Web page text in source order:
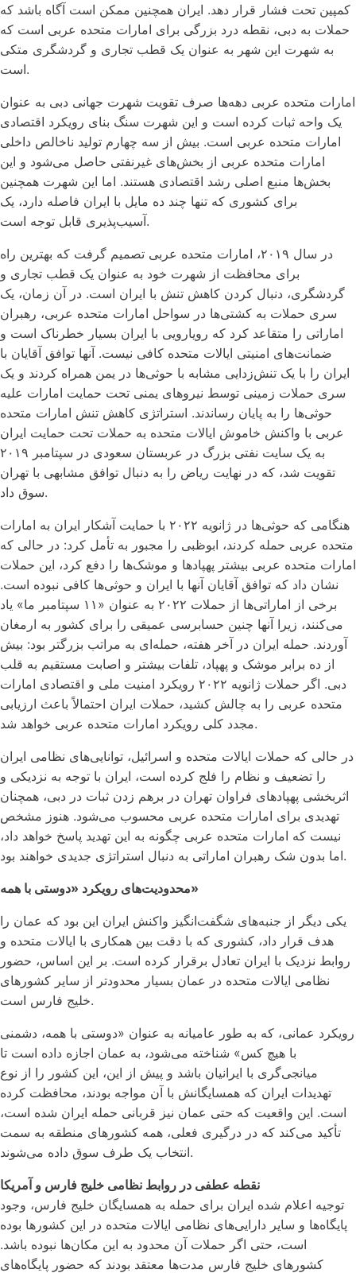
کمپین تحت فشار قرار دهد. ایران همچنین ممکن است آگاه باشد که
حملات به دبی، نقطه درد بزرگی برای امارات متحده عربی است که
به شهرت این شهر به عنوان یک قطب تجاری و گردشگری متکی
است.
امارات متحده عربی دهه‌ها صرف تقویت شهرت جهانی دبی به عنوان
یک واحه ثبات کرده است و این شهرت سنگ بنای رویکرد اقتصادی
امارات متحده عربی است. بیش از سه چهارم تولید ناخالص داخلی
امارات متحده عربی از بخش‌های غیرنفتی حاصل می‌شود و این
بخش‌ها منبع اصلی رشد اقتصادی هستند. اما این شهرت همچنین
برای کشوری که تنها چند ده مایل با ایران فاصله دارد، یک
آسیب‌پذیری قابل توجه است.
در سال ۲۰۱۹، امارات متحده عربی تصمیم گرفت که بهترین راه
برای محافظت از شهرت خود به عنوان یک قطب تجاری و
گردشگری، دنبال کردن کاهش تنش با ایران است. در آن زمان، یک
سری حملات به کشتی‌ها در سواحل امارات متحده عربی، رهبران
اماراتی را متقاعد کرد که رویارویی با ایران بسیار خطرناک است و
ضمانت‌های امنیتی ایالات متحده کافی نیست. آنها توافق آقایان با
ایران را با یک تنش‌زدایی مشابه با حوثی‌ها در یمن همراه کردند و یک
سری حملات زمینی توسط نیروهای یمنی تحت حمایت امارات علیه
حوثی‌ها را به پایان رساندند. استراتژی کاهش تنش امارات متحده
عربی با واکنش خاموش ایالات متحده به حملات تحت حمایت ایران
به یک سایت نفتی بزرگ در عربستان سعودی در سپتامبر ۲۰۱۹
تقویت شد، که در نهایت ریاض را به دنبال توافق مشابهی با تهران
سوق داد.
هنگامی که حوثی‌ها در ژانویه ۲۰۲۲ با حمایت آشکار ایران به امارات
متحده عربی حمله کردند، ابوظبی را مجبور به تأمل کرد: در حالی که
امارات متحده عربی بیشتر پهپادها و موشک‌ها را دفع کرد، این حملات
نشان داد که توافق آقایان آنها با ایران و حوثی‌ها کافی نبوده است.
برخی از اماراتی‌ها از حملات ۲۰۲۲ به عنوان «۱۱ سپتامبر ما» یاد
می‌کنند، زیرا آنها چنین حسابرسی عمیقی را برای کشور به ارمغان
آوردند. حمله ایران در آخر هفته، حمله‌ای به مراتب بزرگتر بود: بیش
از ده برابر موشک و پهپاد، تلفات بیشتر و اصابت مستقیم به قلب
دبی. اگر حملات ژانویه ۲۰۲۲ رویکرد امنیت ملی و اقتصادی امارات
متحده عربی را به چالش کشید، حملات ایران احتمالاً باعث ارزیابی
مجدد کلی رویکرد امارات متحده عربی خواهد شد.
در حالی که حملات ایالات متحده و اسرائیل، توانایی‌های نظامی ایران
را تضعیف و نظام را فلج کرده است، ایران با توجه به نزدیکی و
اثربخشی پهپادهای فراوان تهران در برهم زدن ثبات در دبی، همچنان
تهدیدی برای امارات متحده عربی محسوب می‌شود. هنوز مشخص
نیست که امارات متحده عربی چگونه به این تهدید پاسخ خواهد داد،
اما بدون شک رهبران اماراتی به دنبال استراتژی جدیدی خواهند بود.
محدودیت‌های رویکرد «دوستی با همه»
یکی دیگر از جنبه‌های شگفت‌انگیز واکنش ایران این بود که عمان را
هدف قرار داد، کشوری که با دقت بین همکاری با ایالات متحده و
روابط نزدیک با ایران تعادل برقرار کرده است. بر این اساس، حضور
نظامی ایالات متحده در عمان بسیار محدودتر از سایر کشورهای
خلیج فارس است.
رویکرد عمانی، که به طور عامیانه به عنوان «دوستی با همه، دشمنی
با هیچ کس» شناخته می‌شود، به عمان اجازه داده است تا
میانجی‌گری با ایرانیان باشد و پیش از این، این کشور را از نوع
تهدیدات ایران که همسایگانش با آن مواجه بودند، محافظت کرده
است. این واقعیت که حتی عمان نیز قربانی حمله ایران شده است،
تأکید می‌کند که در درگیری فعلی، همه کشورهای منطقه به سمت
انتخاب یک طرف سوق داده می‌شوند.
نقطه عطفی در روابط نظامی خلیج فارس و آمریکا
توجیه اعلام شده ایران برای حمله به همسایگان خلیج فارس، وجود
پایگاه‌ها و سایر دارایی‌های نظامی ایالات متحده در این کشورها بوده
است، حتی اگر حملات آن محدود به این مکان‌ها نبوده باشد.
کشورهای خلیج فارس مدت‌ها معتقد بودند که حضور پایگاه‌های